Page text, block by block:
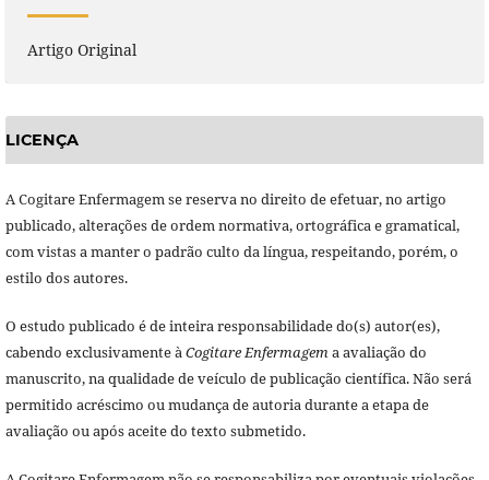
Artigo Original
LICENÇA
A Cogitare Enfermagem se reserva no direito de efetuar, no artigo
publicado, alterações de ordem normativa, ortográfica e gramatical,
com vistas a manter o padrão culto da língua, respeitando, porém, o
estilo dos autores.
O estudo publicado é de inteira responsabilidade do(s) autor(es),
cabendo exclusivamente àCogitare Enfermagema avaliação do
manuscrito, na qualidade de veículo de publicação científica. Não será
permitido acréscimo ou mudança de autoria durante a etapa de
avaliação ou após aceite do texto submetido.